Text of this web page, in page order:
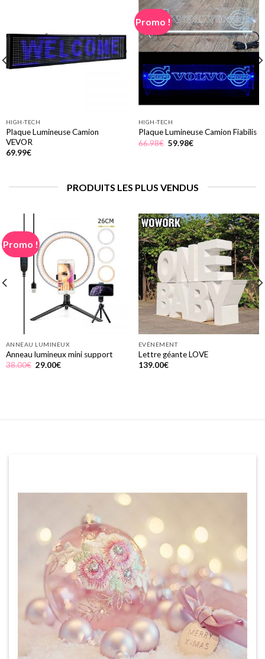
HIGH-TECH
Plaque Lumineuse Camion
VEVOR
69.99€
Promo !
HIGH-TECH
Plaque Lumineuse Camion Fiabilis
66.98€ Le
59.98€Le
PRODUITS LES PLUS VENDUS
Promo !
ANNEAU LUMINEUX
Anneau lumineux mini support
38.00€ Le
29.00€Le
EVÉNEMENT
Lettre géante LOVE
139.00€